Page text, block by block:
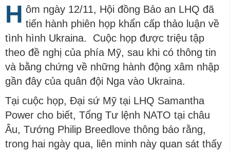
H ôm ngày 12/11, Hội đồng Bảo an LHQ đã
tiến hành phiên họp khẩn cấp thảo luận về
tình hình Ukraina. Cuộc họp được triệu tập
theo đề nghị của phía Mỹ, sau khi có thông tin
và bằng chứng về những hành động xâm nhập
gần đây của quân đội Nga vào Ukraina.
Tại cuộc họp, Ðại sứ Mỹ tại LHQ Samantha
Power cho biết, Tổng Tư lệnh NATO tại châu
Âu, Tướng Philip Breedlove thông báo rằng,
trong hai ngày qua, liên minh này quan sát thấy